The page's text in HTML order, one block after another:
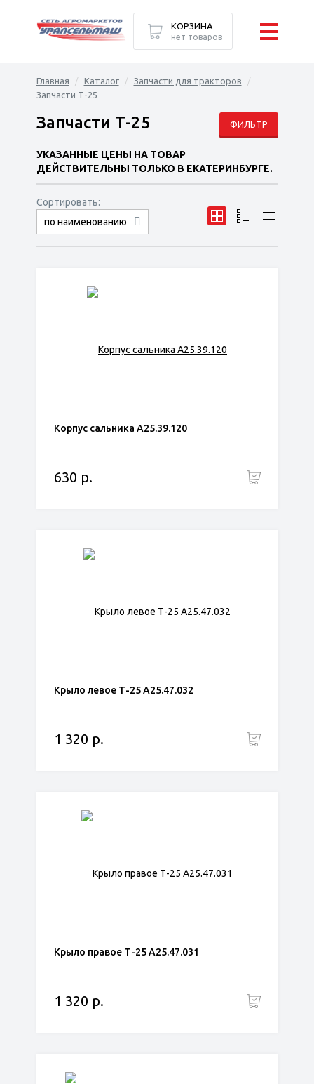
Главная Каталог
Запчасти для тракторов
Запчасти Т-25
ФИЛЬТР
Запчасти Т-25
УКАЗАННЫЕ ЦЕНЫ НА ТОВАР
ДЕЙСТВИТЕЛЬНЫ ТОЛЬКО В ЕКАТЕРИНБУРГЕ.
Сортировать:
по наименованию
сначала дешёвые
сначала дорогие
Корпус сальника А25.39.120
630 р.
Крыло левое Т-25 А25.47.032
1 320 р.
Крыло правое Т-25 А25.47.031
1 320 р.
КОРЗИНА
нет товаров